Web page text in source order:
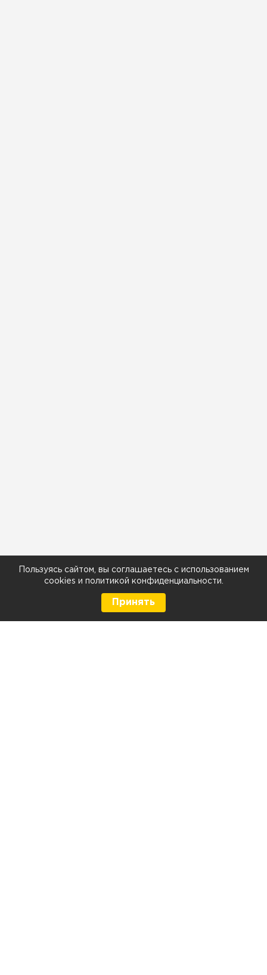
Пользуясь сайтом, вы соглашаетесь с использованием
cookies и политикой конфиденциальности
Принять